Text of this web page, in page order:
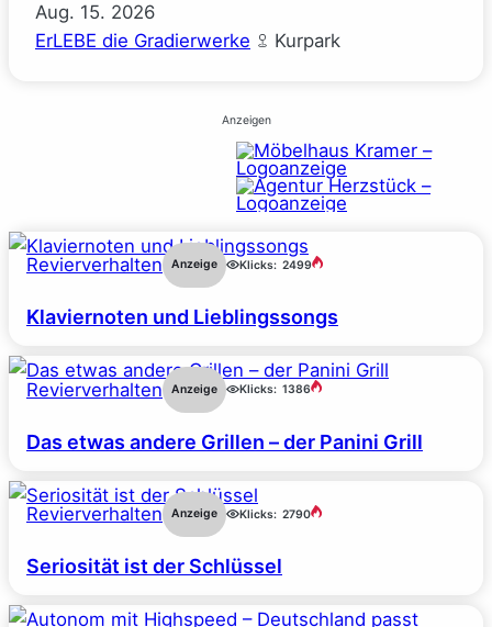
Aug. 15. 2026
ErLEBE die Gradierwerke
Kurpark
Anzeigen
Revierverhalten Anzeige Klicks: 2499
Klaviernoten und Lieblingssongs
Revierverhalten Anzeige Klicks: 1386
Das etwas andere Grillen – der Panini Grill
Revierverhalten Anzeige Klicks: 2790
Seriosität ist der Schlüssel